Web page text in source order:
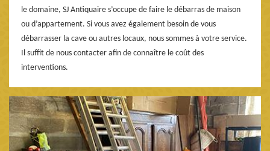
le domaine, SJ Antiquaire s’occupe de faire le débarras de maison
ou d’appartement. Si vous avez également besoin de vous
débarrasser la cave ou autres locaux, nous sommes à votre service.
Il suffit de nous contacter afin de connaître le coût des
interventions.